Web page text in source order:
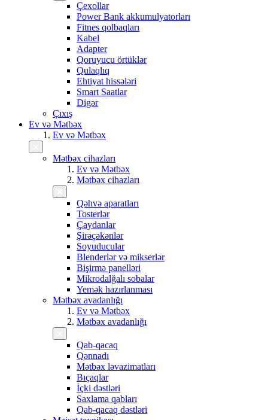
Çexollar
Power Bank akkumulyatorları
Fitnes qolbaqları
Kabel
Adapter
Qoruyucu örtüklər
Qulaqlıq
Ehtiyat hissələri
Smart Saatlar
Digər
Çıxış
Ev və Mətbəx
Ev və Mətbəx
Mətbəx cihazları
Ev və Mətbəx
Mətbəx cihazları
Qəhvə aparatları
Tosterlər
Çaydanlar
Şirəçəkənlər
Soyuducular
Blenderlər və mikserlər
Bişirmə panelləri
Mikrodalğalı sobalar
Yemək hazırlanması
Mətbəx avadanlığı
Ev və Mətbəx
Mətbəx avadanlığı
Qab-qacaq
Qənnadı
Mətbəx ləvazimatları
Bıçaqlar
İçki dəstləri
Saxlama qabları
Qab-qacaq dəstləri